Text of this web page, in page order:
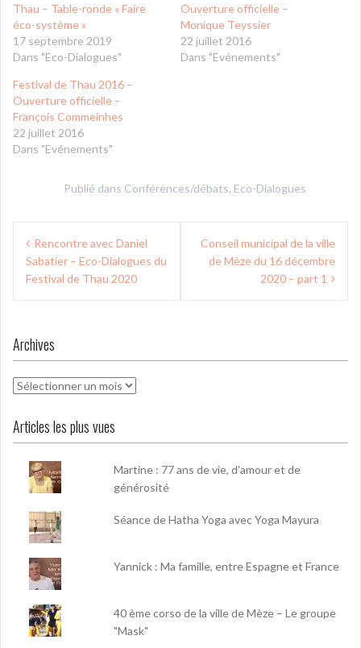
Thau – Table-ronde « Faire
éco-système »
17 septembre 2019
Dans "Eco-Dialogues"
Ouverture officielle –
Monique Teyssier
22 juillet 2016
Dans "Evénements"
Festival de Thau 2016 –
Ouverture officielle –
François Commeinhes
22 juillet 2016
Dans "Evénements"
Publié dans Conférences/débats, Eco-Dialogues
Navigation
de
l’article
Rencontre avec Daniel
Sabatier – Eco-Dialogues du
Festival de Thau 2020
Conseil municipal de la ville
de Mèze du 16 décembre
2020 – part 1
Archives
Archives
Articles les plus vues
Martine : 77 ans de vie, d'amour et de
générosité
Séance de Hatha Yoga avec Yoga Mayura
Yannick : Ma famille, entre Espagne et France
40 ème corso de la ville de Mèze – Le groupe
"Mask"